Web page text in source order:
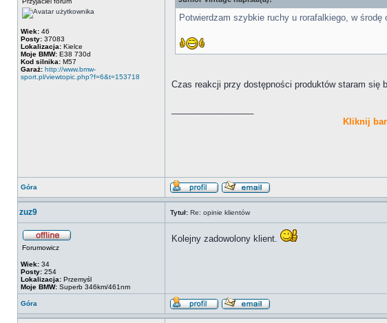
Wiek: 46
Posty: 37083
Lokalizacja: Kielce
Moje BMW: E38 730d
Kod silnika: M57
Garaż: http://www.bmw-
sport.pl/viewtopic.php?f=6&t=153718
Potwierdzam szybkie ruchy u rorafalkiego, w środę
Czas reakcji przy dostępności produktów staram się
Kliknij
Góra
zuz9 Tytuł: Re: opinie klientów
Forumowicz
Wiek: 34
Posty: 254
Lokalizacja: Przemyśl
Moje BMW: Superb 346km/461nm
Kolejny zadowolony klient.
Góra